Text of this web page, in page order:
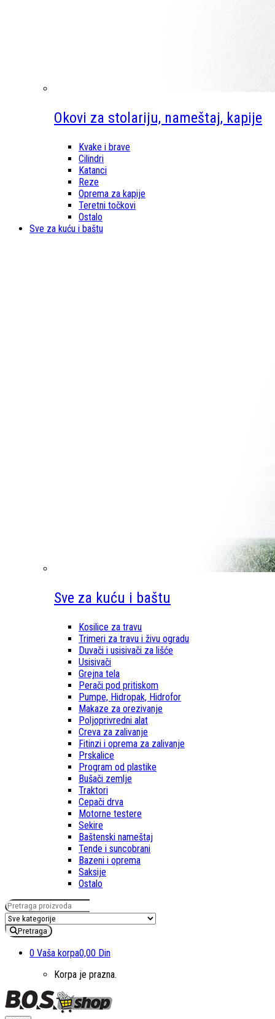
Okovi za stolariju, nameštaj, kapije
Kvake i brave
Cilindri
Katanci
Reze
Oprema za kapije
Teretni točkovi
Ostalo
Sve za kuću i baštu
Sve za kuću i baštu
Kosilice za travu
Trimeri za travu i živu ogradu
Duvači i usisivači za lišće
Usisivači
Grejna tela
Perači pod pritiskom
Pumpe, Hidropak, Hidrofor
Makaze za orezivanje
Poljoprivredni alat
Creva za zalivanje
Fitinzi i oprema za zalivanje
Prskalice
Program od plastike
Bušači zemlje
Traktori
Cepači drva
Motorne testere
Sekire
Baštenski nameštaj
Tende i suncobrani
Bazeni i oprema
Saksije
Ostalo
Pretraga za:
Pretraga
0 Vaša korpa0,00 Din
Korpa je prazna.